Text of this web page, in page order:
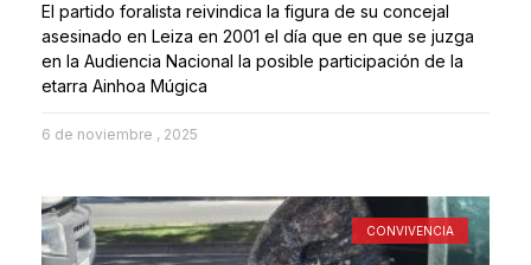
El partido foralista reivindica la figura de su concejal
asesinado en Leiza en 2001 el día que en que se juzga
en la Audiencia Nacional la posible participación de la
etarra Ainhoa Múgica
6 de noviembre , 2025
CONVIVENCIA